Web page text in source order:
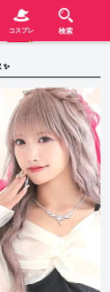
コスプレ 検索
✨
SHOP